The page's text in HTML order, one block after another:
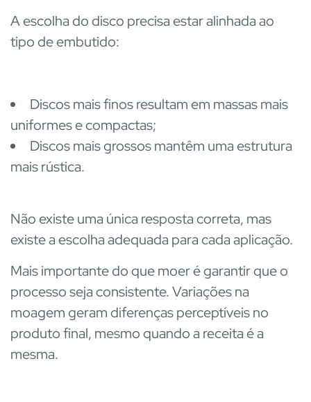
A escolha do disco precisa estar alinhada ao
tipo de embutido:
Discos mais finos resultam em massas mais
uniformes e compactas;
Discos mais grossos mantêm uma estrutura
mais rústica.
Não existe uma única resposta correta, mas
existe a escolha adequada para cada aplicação.
Mais importante do que moer é garantir que o
processo seja consistente. Variações na
moagem geram diferenças perceptíveis no
produto final, mesmo quando a receita é a
mesma.